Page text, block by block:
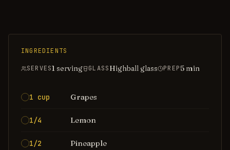
INGREDIENTS
SERVES1 serving GLASSHighball glass PREP5 min
1 cup Grapes
1/4 Lemon
1/2 Pineapple